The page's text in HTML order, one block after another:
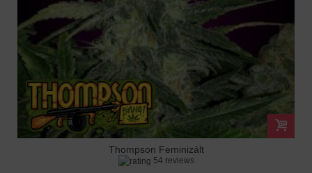
Thompson Feminizált
54 reviews